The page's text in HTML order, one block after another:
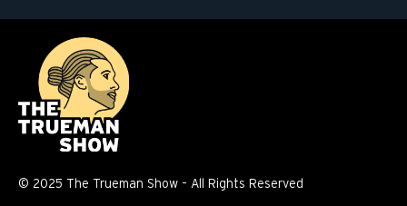
© 2025 The Trueman Show – All Rights Reserved